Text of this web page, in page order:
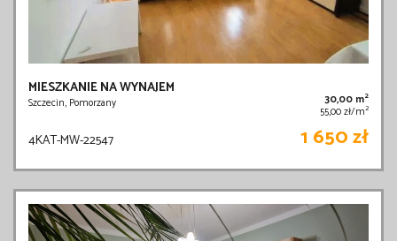
MIESZKANIE NA WYNAJEM
Szczecin, Pomorzany 30,00 m2
55,00 zł/m2
4KAT-MW-22547 1 650 zł